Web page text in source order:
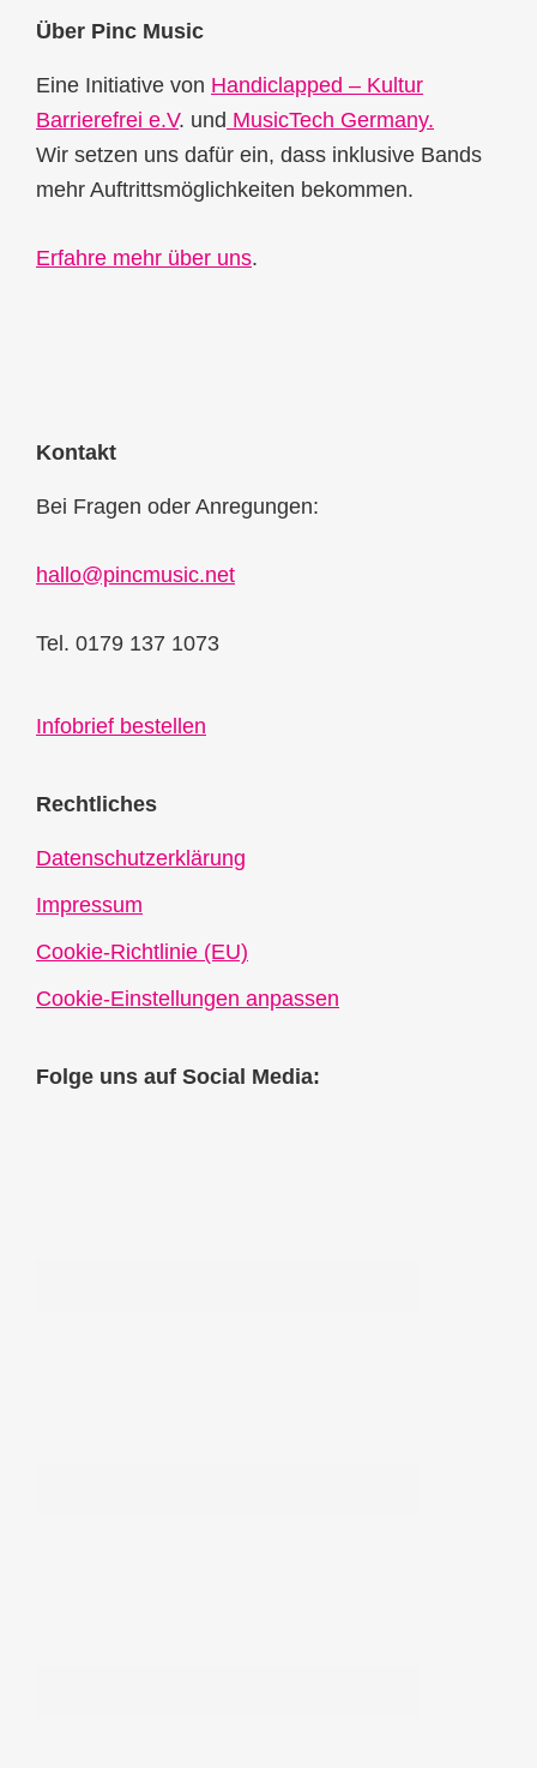
Footer
Über Pinc Music
Eine Initiative von Handiclapped – Kultur
Barrierefrei e.V. und MusicTech Germany.
Wir setzen uns dafür ein, dass inklusive Bands
mehr Auftrittsmöglichkeiten bekommen.
Erfahre mehr über uns.
Kontakt
Bei Fragen oder Anregungen:
hallo@pincmusic.net
Tel. 0179 137 1073
Infobrief bestellen
Rechtliches
Datenschutzerklärung
Impressum
Cookie-Richtlinie (EU)
Cookie-Einstellungen anpassen
Folge uns auf Social Media: